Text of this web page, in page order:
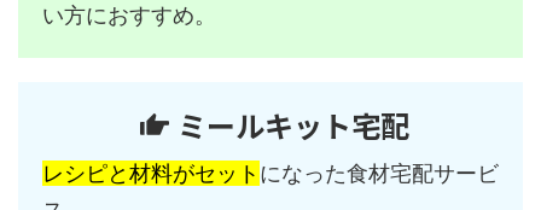
い方におすすめ。
ミールキット宅配
レシピと材料がセット になった食材宅配サービ